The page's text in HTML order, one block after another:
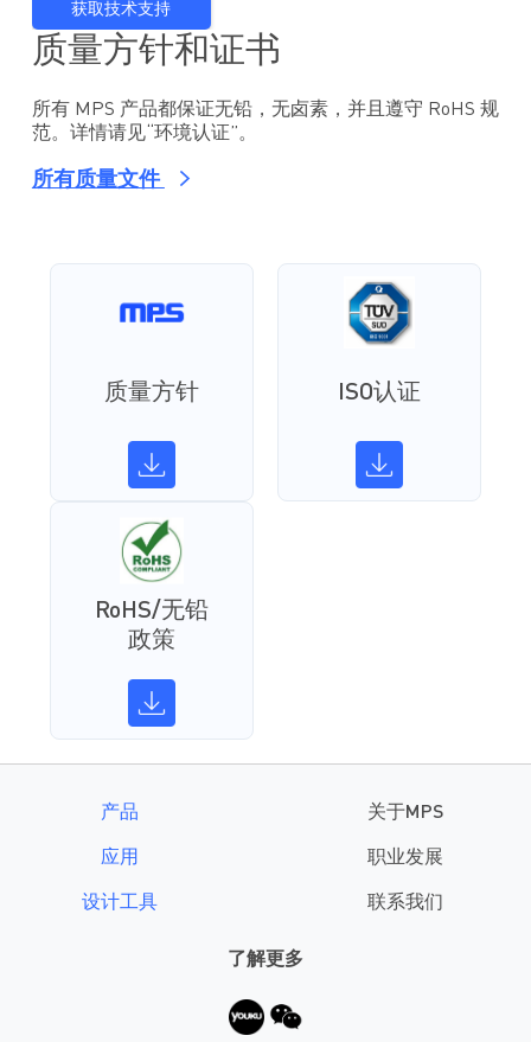
获取技术支持
质量方针和证书
所有 MPS 产品都保证无铅，无卤素，并且遵守 RoHS 规
范。详情请见“环境认证”。
所有质量文件
质量方针 ISO认证
RoHS/无铅
政策
产品
应用
设计工具
关于MPS
职业发展
联系我们
了解更多